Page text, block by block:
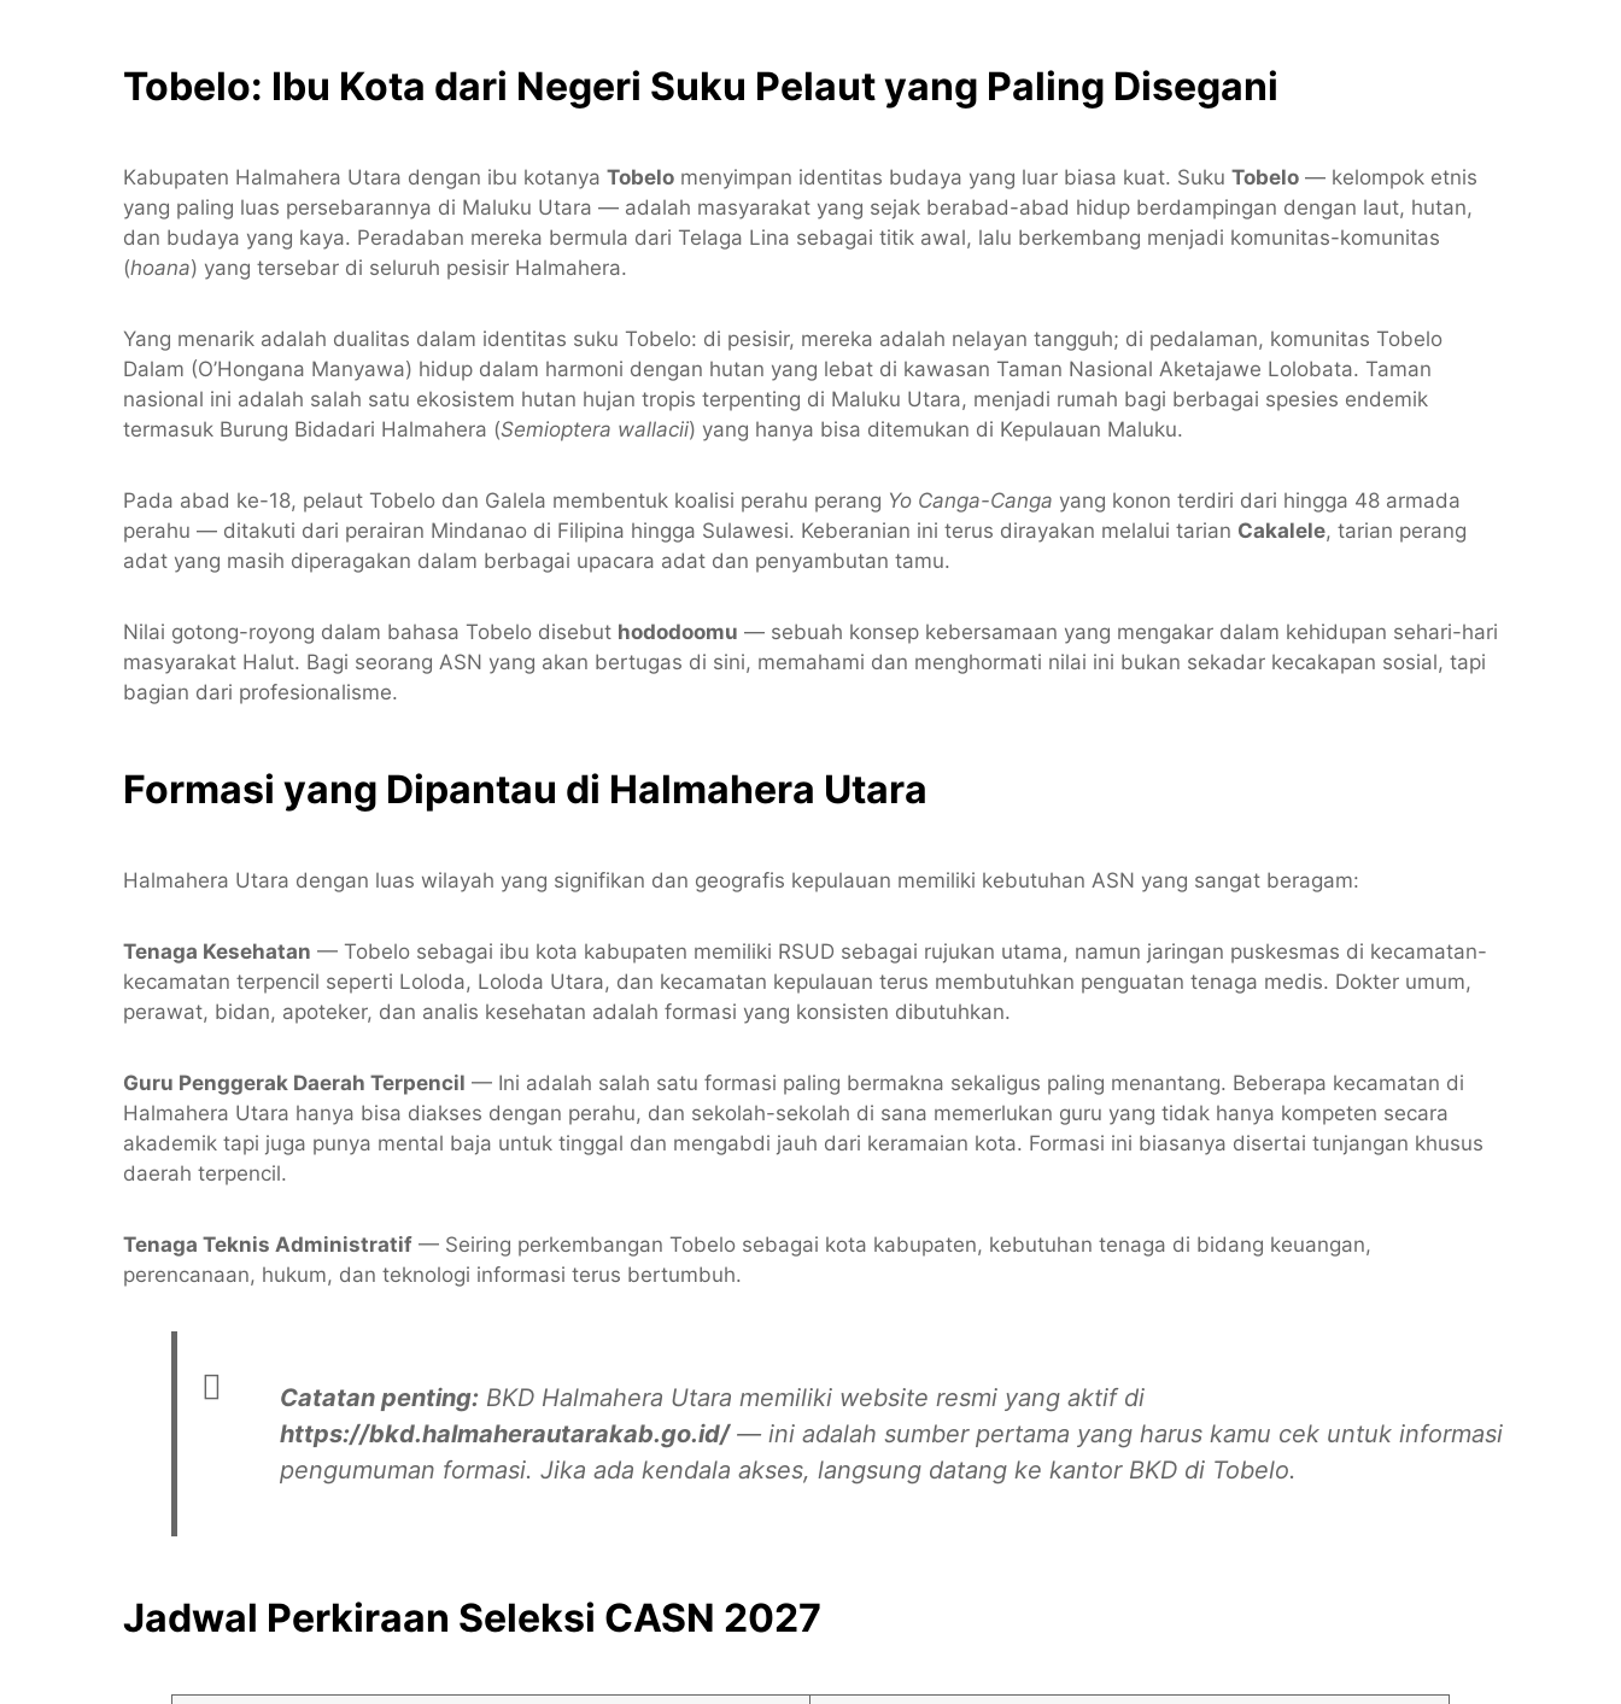
Tobelo: Ibu Kota dari Negeri Suku Pelaut yang Paling Disegani
Kabupaten Halmahera Utara dengan ibu kotanya Tobelo menyimpan identitas budaya yang luar biasa kuat. Suku Tobelo — kelompok etnis
yang paling luas persebarannya di Maluku Utara — adalah masyarakat yang sejak berabad-abad hidup berdampingan dengan laut, hutan,
dan budaya yang kaya. Peradaban mereka bermula dari Telaga Lina sebagai titik awal, lalu berkembang menjadi komunitas-komunitas
(hoana) yang tersebar di seluruh pesisir Halmahera.
Yang menarik adalah dualitas dalam identitas suku Tobelo: di pesisir, mereka adalah nelayan tangguh; di pedalaman, komunitas Tobelo
Dalam (O’Hongana Manyawa) hidup dalam harmoni dengan hutan yang lebat di kawasan Taman Nasional Aketajawe Lolobata. Taman
nasional ini adalah salah satu ekosistem hutan hujan tropis terpenting di Maluku Utara, menjadi rumah bagi berbagai spesies endemik
termasuk Burung Bidadari Halmahera (Semioptera wallacii) yang hanya bisa ditemukan di Kepulauan Maluku.
Pada abad ke-18, pelaut Tobelo dan Galela membentuk koalisi perahu perang Yo Canga-Canga yang konon terdiri dari hingga 48 armada
perahu — ditakuti dari perairan Mindanao di Filipina hingga Sulawesi. Keberanian ini terus dirayakan melalui tarian Cakalele, tarian perang
adat yang masih diperagakan dalam berbagai upacara adat dan penyambutan tamu.
Nilai gotong-royong dalam bahasa Tobelo disebut hododoomu — sebuah konsep kebersamaan yang mengakar dalam kehidupan sehari-hari
masyarakat Halut. Bagi seorang ASN yang akan bertugas di sini, memahami dan menghormati nilai ini bukan sekadar kecakapan sosial, tapi
bagian dari profesionalisme.
Formasi yang Dipantau di Halmahera Utara
Halmahera Utara dengan luas wilayah yang signifikan dan geografis kepulauan memiliki kebutuhan ASN yang sangat beragam:
Tenaga Kesehatan — Tobelo sebagai ibu kota kabupaten memiliki RSUD sebagai rujukan utama, namun jaringan puskesmas di kecamatan-
kecamatan terpencil seperti Loloda, Loloda Utara, dan kecamatan kepulauan terus membutuhkan penguatan tenaga medis. Dokter umum,
perawat, bidan, apoteker, dan analis kesehatan adalah formasi yang konsisten dibutuhkan.
Guru Penggerak Daerah Terpencil — Ini adalah salah satu formasi paling bermakna sekaligus paling menantang. Beberapa kecamatan di
Halmahera Utara hanya bisa diakses dengan perahu, dan sekolah-sekolah di sana memerlukan guru yang tidak hanya kompeten secara
akademik tapi juga punya mental baja untuk tinggal dan mengabdi jauh dari keramaian kota. Formasi ini biasanya disertai tunjangan khusus
daerah terpencil.
Tenaga Teknis Administratif — Seiring perkembangan Tobelo sebagai kota kabupaten, kebutuhan tenaga di bidang keuangan,
perencanaan, hukum, dan teknologi informasi terus bertumbuh.
Catatan penting: BKD Halmahera Utara memiliki website resmi yang aktif di
https://bkd.halmaherautarakab.go.id/— ini adalah sumber pertama yang harus kamu cek untuk informasi
pengumuman formasi. Jika ada kendala akses, langsung datang ke kantor BKD di Tobelo.
Jadwal Perkiraan Seleksi CASN 2027